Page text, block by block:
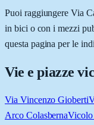
Puoi raggiungere Via
in bici o con i mezzi
questa pagina per le
Vie e piazze
Via Vincenzo Gioberti
Arco ColasbernaVicolo